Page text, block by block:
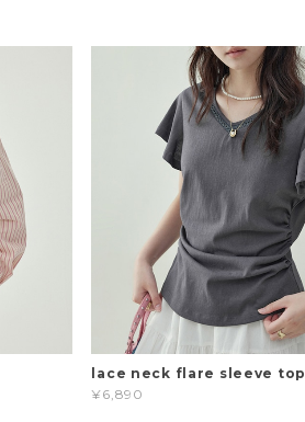
lace neck flare sleeve top
¥6,890